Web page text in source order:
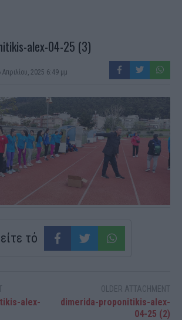
alex-04-25 (3)
Απριλίου, 2025 6:49 μμ
τό
alex-
OLDER ATTACHMENT
dimerida-proponitikis-alex-
04-25 (2)